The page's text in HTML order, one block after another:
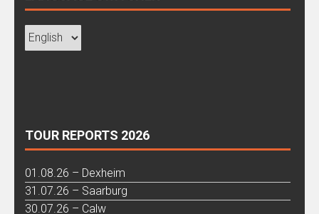
TOUR REPORTS 2026
01.08.26 – Dexheim
31.07.26 – Saarburg
30.07.26 – Calw